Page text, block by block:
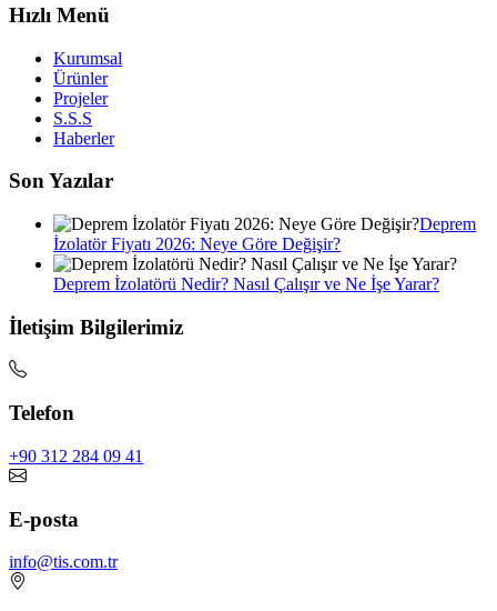
Hızlı Menü
Kurumsal
Ürünler
Projeler
S.S.S
Haberler
Son Yazılar
Deprem
İzolatör Fiyatı 2026: Neye Göre Değişir?
Deprem İzolatörü Nedir? Nasıl Çalışır ve Ne İşe Yarar?
İletişim Bilgilerimiz
Telefon
+90 312 284 09 41
E-posta
info@tis.com.tr